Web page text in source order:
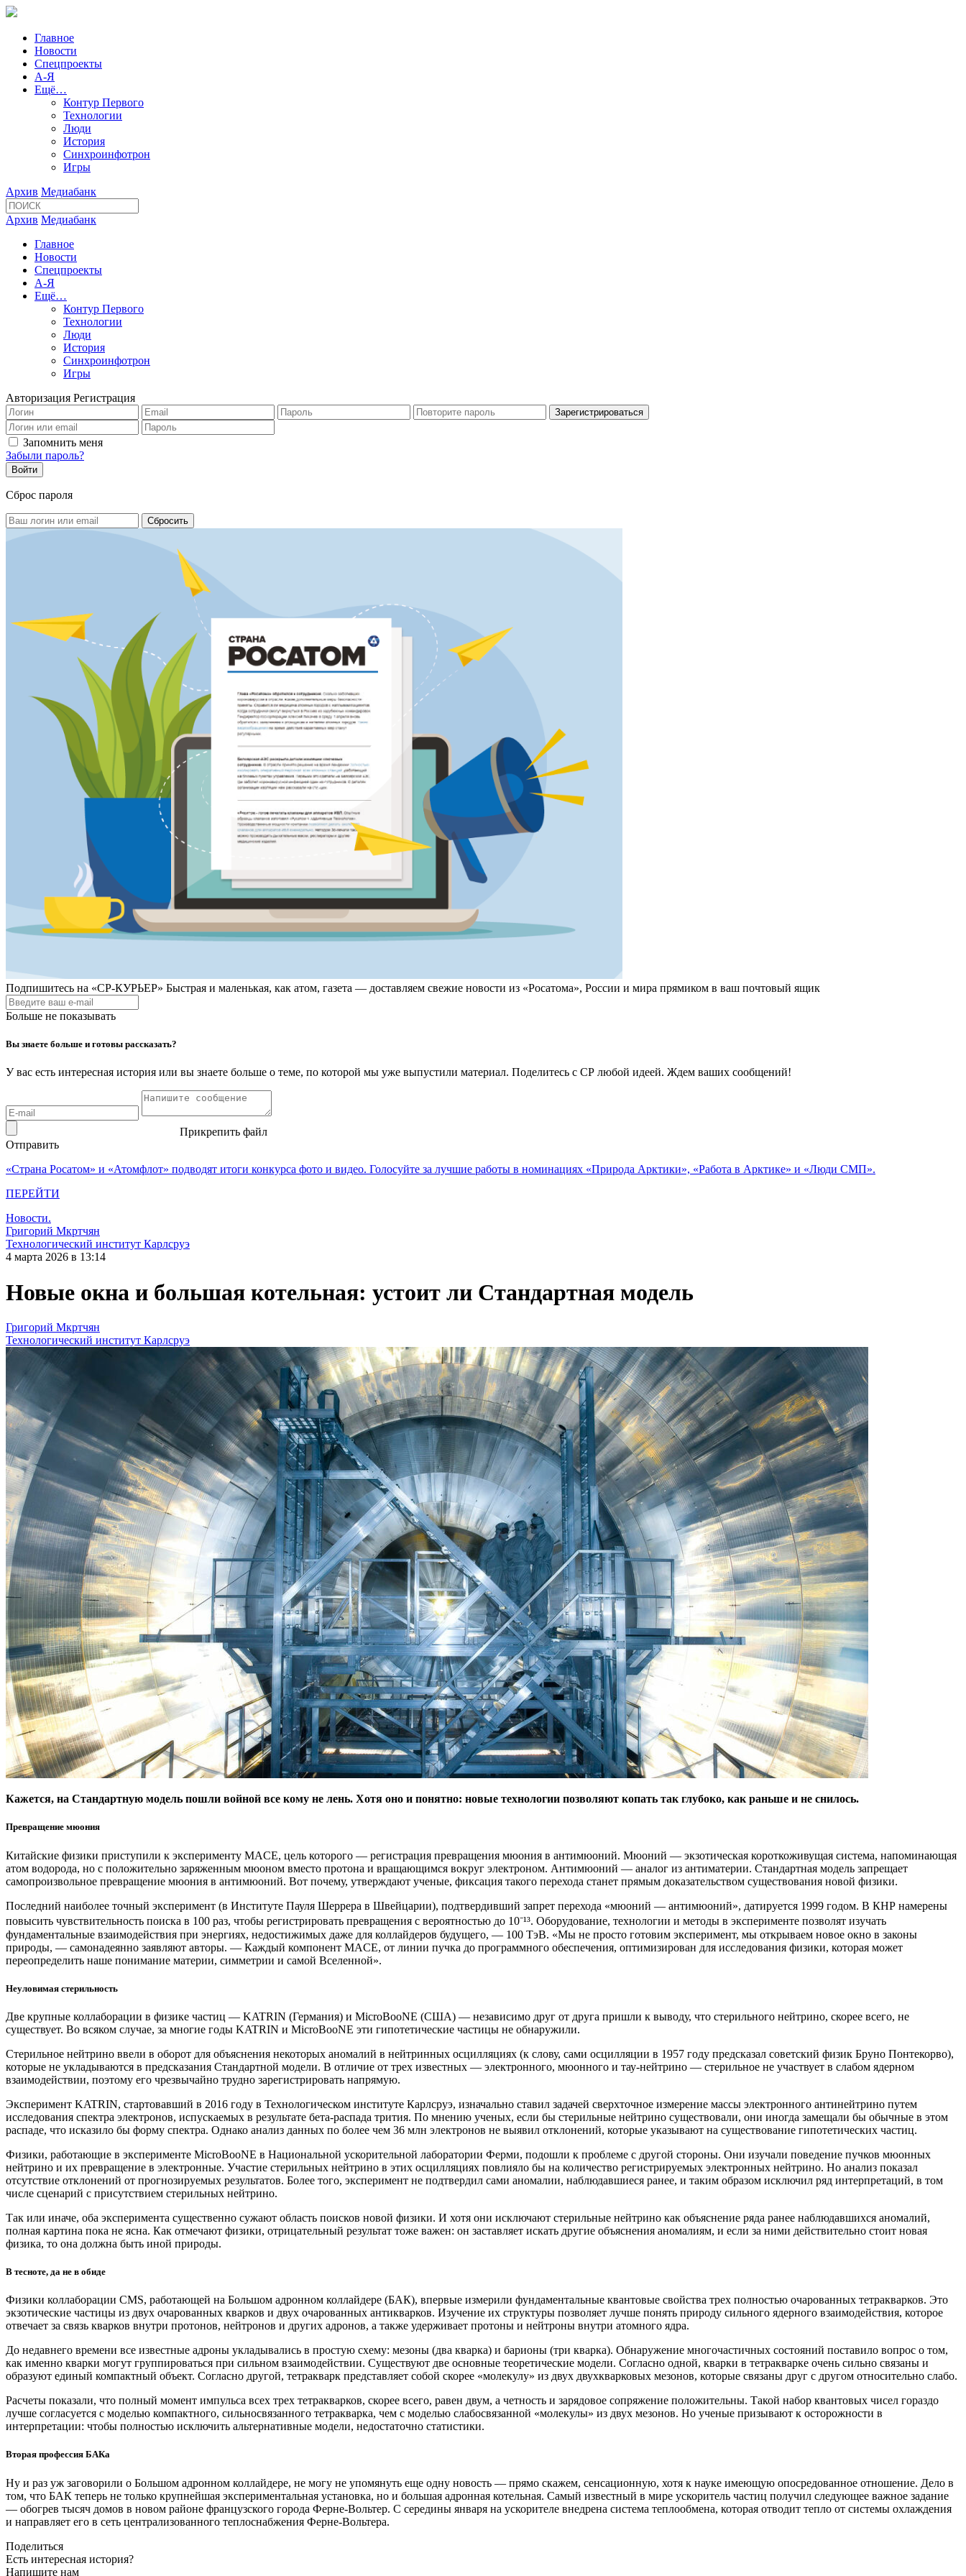
Главное
Новости
Спецпроекты
А-Я
Ещё…
Контур Первого
Технологии
Люди
История
Синхроинфотрон
Игры
Архив Медиабанк
Архив Медиабанк
Главное
Новости
Спецпроекты
А-Я
Ещё…
Контур Первого
Технологии
Люди
История
Синхроинфотрон
Игры
Авторизация Регистрация
Запомнить меня
Забыли пароль?
Сброс пароля
Подпишитесь на «СР-КУРЬЕР» Быстрая и маленькая, как атом, газета — доставляем свежие новости из «Росатома», России и мира прямиком в ваш почтовый ящик
Больше не показывать
Вы знаете больше и готовы рассказать?
У вас есть интересная история или вы знаете больше о теме, по которой мы уже выпустили материал. Поделитесь с СР любой идеей. Ждем ваших сообщений!
Прикрепить файл
Отправить
«Страна Росатом» и «Атомфлот» подводят итоги конкурса фото и видео. Голосуйте за лучшие работы в номинациях «Природа Арктики», «Работа в Арктике» и «Люди СМП».
ПЕРЕЙТИ
Новости.
Григорий Мкртчян
Технологический институт Карлсруэ
4 марта 2026 в 13:14
Новые окна и большая котельная: устоит ли Стандартная модель
Григорий Мкртчян
Технологический институт Карлсруэ
Кажется, на Стандартную модель пошли войной все кому не лень. Хотя оно и понятно: новые технологии позволяют копать так глубоко, как раньше и не снилось.
Превращение мюония
Китайские физики приступили к эксперименту MACE, цель которого — регистрация превращения мюония в антимюоний. Мюоний — экзотическая короткоживущая система, напоминающая
атом водорода, но с положительно заряженным мюоном вместо протона и вращающимся вокруг электроном. Антимюоний — аналог из антиматерии. Стандартная модель запрещает
самопроизвольное превращение мюония в антимюоний. Вот почему, утверждают ученые, фиксация такого перехода станет прямым доказательством существования новой физики.
Последний наиболее точный эксперимент (в Институте Пауля Шеррера в Швейцарии), подтвердивший запрет перехода «мюоний — антимюоний», датируется 1999 годом. В КНР намерены
повысить чувствительность поиска в 100 раз, чтобы регистрировать превращения с вероятностью до 10⁻¹³. Оборудование, технологии и методы в эксперименте позволят изучать
фундаментальные взаимодействия при энергиях, недостижимых даже для коллайдеров будущего, — 100 ТэВ. «Мы не просто готовим эксперимент, мы открываем новое окно в законы
природы, — самонадеянно заявляют авторы. — Каждый компонент MACE, от линии пучка до программного обеспечения, оптимизирован для исследования физики, которая может
переопределить наше понимание материи, симметрии и самой Вселенной».
Неуловимая стерильность
Две крупные коллаборации в физике частиц — KATRIN (Германия) и MicroBooNE (США) — независимо друг от друга пришли к выводу, что стерильного нейтрино, скорее всего, не
существует. Во всяком случае, за многие годы KATRIN и MicroBooNE эти гипотетические частицы не обнаружили.
Стерильное нейтрино ввели в оборот для объяснения некоторых аномалий в нейтринных осцилляциях (к слову, сами осцилляции в 1957 году предсказал советский физик Бруно Понтекорво),
которые не укладываются в предсказания Стандартной модели. В отличие от трех известных — электронного, мюонного и тау-нейтрино — стерильное не участвует в слабом ядерном
взаимодействии, поэтому его чрезвычайно трудно зарегистрировать напрямую.
Эксперимент KATRIN, стартовавший в 2016 году в Технологическом институте Карлсруэ, изначально ставил задачей сверхточное измерение массы электронного антинейтрино путем
исследования спектра электронов, испускаемых в результате бета-распада трития. По мнению ученых, если бы стерильные нейтрино существовали, они иногда замещали бы обычные в этом
распаде, что исказило бы форму спектра. Однако анализ данных по более чем 36 млн электронов не выявил отклонений, которые указывают на существование гипотетических частиц.
Физики, работающие в эксперименте MicroBooNE в Национальной ускорительной лаборатории Ферми, подошли к проблеме с другой стороны. Они изучали поведение пучков мюонных
нейтрино и их превращение в электронные. Участие стерильных нейтрино в этих осцилляциях повлияло бы на количество регистрируемых электронных нейтрино. Но анализ показал
отсутствие отклонений от прогнозируемых результатов. Более того, эксперимент не подтвердил сами аномалии, наблюдавшиеся ранее, и таким образом исключил ряд интерпретаций, в том
числе сценарий с присутствием стерильных нейтрино.
Так или иначе, оба эксперимента существенно сужают область поисков новой физики. И хотя они исключают стерильные нейтрино как объяснение ряда ранее наблюдавшихся аномалий,
полная картина пока не ясна. Как отмечают физики, отрицательный результат тоже важен: он заставляет искать другие объяснения аномалиям, и если за ними действительно стоит новая
физика, то она должна быть иной природы.
В тесноте, да не в обиде
Физики коллаборации CMS, работающей на Большом адронном коллайдере (БАК), впервые измерили фундаментальные квантовые свойства трех полностью очарованных тетракварков. Это
экзотические частицы из двух очарованных кварков и двух очарованных антикварков. Изучение их структуры позволяет лучше понять природу сильного ядерного взаимодействия, которое
отвечает за связь кварков внутри протонов, нейтронов и других адронов, а также удерживает протоны и нейтроны внутри атомного ядра.
До недавнего времени все известные адроны укладывались в простую схему: мезоны (два кварка) и барионы (три кварка). Обнаружение многочастичных состояний поставило вопрос о том,
как именно кварки могут группироваться при сильном взаимодействии. Существуют две основные теоретические модели. Согласно одной, кварки в тетракварке очень сильно связаны и
образуют единый компактный объект. Согласно другой, тетракварк представляет собой скорее «молекулу» из двух двухкварковых мезонов, которые связаны друг с другом относительно слабо.
Расчеты показали, что полный момент импульса всех трех тетракварков, скорее всего, равен двум, а четность и зарядовое сопряжение положительны. Такой набор квантовых чисел гораздо
лучше согласуется с моделью компактного, сильносвязанного тетракварка, чем с моделью слабосвязанной «молекулы» из двух мезонов. Но ученые призывают к осторожности в
интерпретации: чтобы полностью исключить альтернативные модели, недостаточно статистики.
Вторая профессия БАКа
Ну и раз уж заговорили о Большом адронном коллайдере, не могу не упомянуть еще одну новость — прямо скажем, сенсационную, хотя к науке имеющую опосредованное отношение. Дело в
том, что БАК теперь не только крупнейшая экспериментальная установка, но и большая адронная котельная. Самый известный в мире ускоритель частиц получил следующее важное задание
— обогрев тысяч домов в новом районе французского города Ферне-Вольтер. С середины января на ускорителе внедрена система теплообмена, которая отводит тепло от системы охлаждения
и направляет его в сеть централизованного теплоснабжения Ферне-Вольтера.
Поделиться
Есть интересная история?
Напишите нам